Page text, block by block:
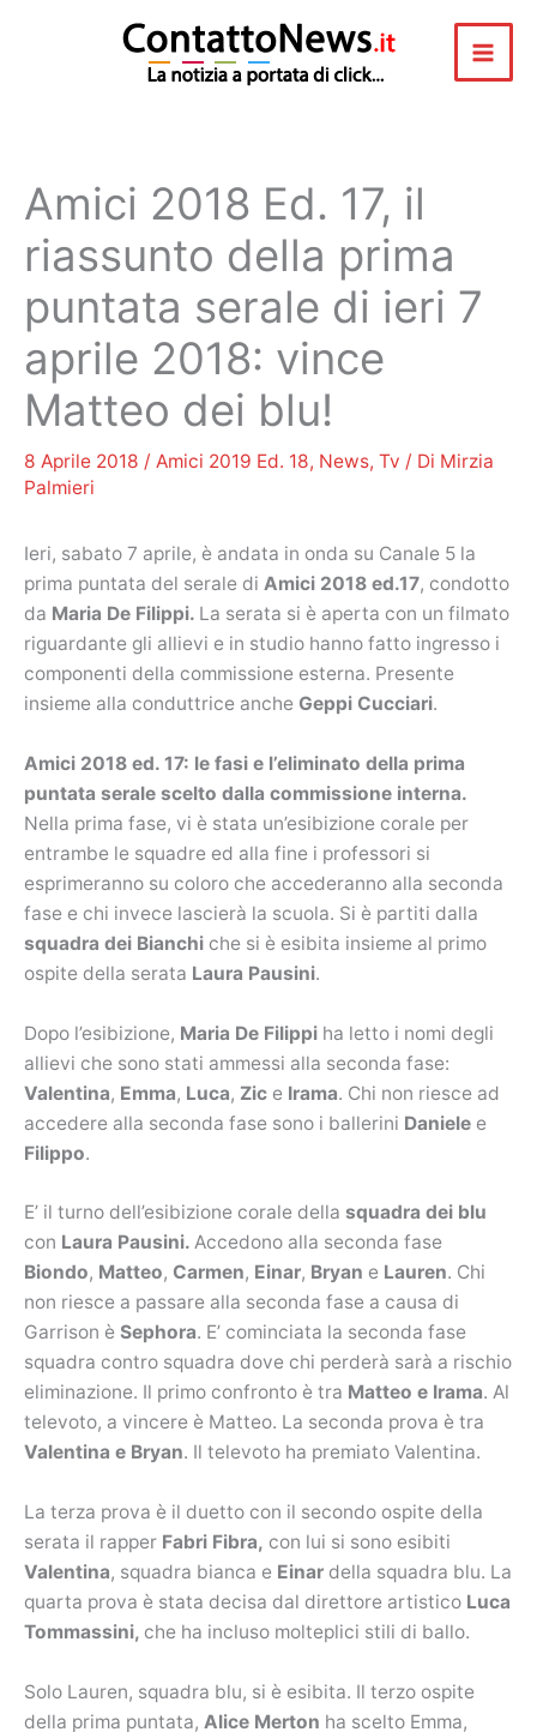
Amici 2018 Ed. 17, il
riassunto della prima
puntata serale di ieri 7
aprile 2018: vince
Matteo dei blu!
8 Aprile 2018 / Amici 2019 Ed. 18, News, Tv / Di Mirzia
Palmieri
Ieri, sabato 7 aprile, è andata in onda su Canale 5 la
prima puntata del serale di Amici 2018 ed.17, condotto
da Maria De Filippi. La serata si è aperta con un filmato
riguardante gli allievi e in studio hanno fatto ingresso i
componenti della commissione esterna. Presente
insieme alla conduttrice anche Geppi Cucciari.
Amici 2018 ed. 17: le fasi e l’eliminato della prima
puntata serale scelto dalla commissione interna.
Nella prima fase, vi è stata un’esibizione corale per
entrambe le squadre ed alla fine i professori si
esprimeranno su coloro che accederanno alla seconda
fase e chi invece lascierà la scuola. Si è partiti dalla
squadra dei Bianchi che si è esibita insieme al primo
ospite della serata Laura Pausini.
Dopo l’esibizione, Maria De Filippi ha letto i nomi degli
allievi che sono stati ammessi alla seconda fase:
Valentina, Emma, Luca, Zic e Irama. Chi non riesce ad
accedere alla seconda fase sono i ballerini Daniele e
Filippo.
E’ il turno dell’esibizione corale della squadra dei blu
con Laura Pausini. Accedono alla seconda fase
Biondo, Matteo, Carmen, Einar, Bryan e Lauren. Chi
non riesce a passare alla seconda fase a causa di
Garrison è Sephora. E’ cominciata la seconda fase
squadra contro squadra dove chi perderà sarà a rischio
eliminazione. Il primo confronto è tra Matteo e Irama. Al
televoto, a vincere è Matteo. La seconda prova è tra
Valentina e Bryan. Il televoto ha premiato Valentina.
La terza prova è il duetto con il secondo ospite della
serata il rapper Fabri Fibra, con lui si sono esibiti
Valentina, squadra bianca e Einar della squadra blu. La
quarta prova è stata decisa dal direttore artistico Luca
Tommassini, che ha incluso molteplici stili di ballo.
Solo Lauren, squadra blu, si è esibita. Il terzo ospite
della prima puntata, Alice Merton ha scelto Emma,